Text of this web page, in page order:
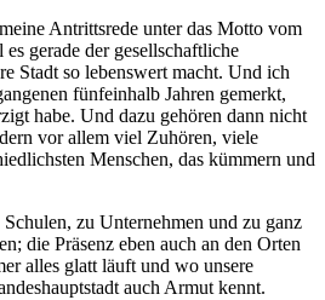
Antrittsrede unter das Motto vom
gerade der gesellschaftliche
Stadt so lebenswert macht. Und ich
fünfeinhalb Jahren gemerkt,
habe. Und dazu gehören dann nicht
vor allem viel Zuhören, viele
Menschen, das kümmern und
zu Unternehmen und zu ganz
die Präsenz eben auch an den Orten
alles glatt läuft und wo unsere
auch Armut kennt.